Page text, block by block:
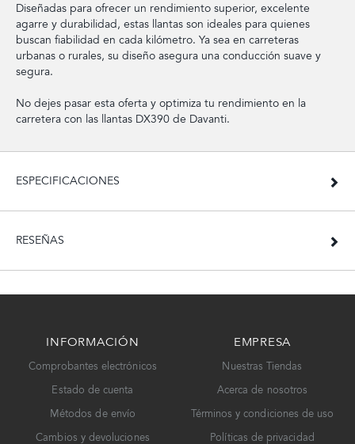
Diseñadas para ofrecer un rendimiento superior, excelente
agarre y durabilidad, estas llantas son ideales para quienes
buscan fiabilidad en cada kilómetro. Ya sea en carreteras
urbanas o rurales, su diseño asegura una conducción suave y
segura.
No dejes pasar esta oferta y optimiza tu rendimiento en la
carretera con las llantas DX390 de Davanti.
ESPECIFICACIONES
RESEÑAS
INFORMACIÓN
Comprobantes electrónicos
Estado de cuenta
Métodos de envío
Cambios y devoluciones
EMPRESA
Nuestras Tiendas
Acerca de nosotros
Términos y condiciones de uso
Políticas de privacidad